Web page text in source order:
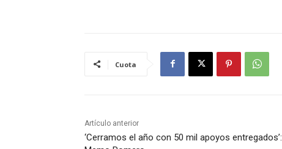
Cuota
Artículo anterior
‘Cerramos el año con 50 mil apoyos entregados’: